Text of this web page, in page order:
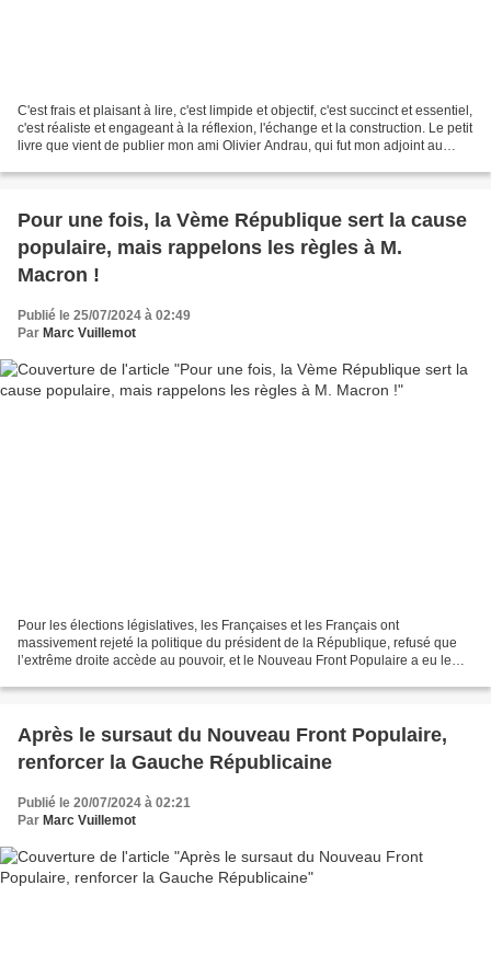
C'est frais et plaisant à lire, c'est limpide et objectif, c'est succinct et essentiel,
c'est réaliste et engageant à la réflexion, l'échange et la construction. Le petit
livre que vient de publier mon ami Olivier Andrau, qui fut mon adjoint au
Pour une fois, la Vème République sert la cause
populaire, mais rappelons les règles à M.
Macron !
Publié le 25/07/2024 à 02:49
Par Marc Vuillemot
Pour les élections législatives, les Françaises et les Français ont
massivement rejeté la politique du président de la République, refusé que
l’extrême droite accède au pouvoir, et le Nouveau Front Populaire a eu le
Après le sursaut du Nouveau Front Populaire,
renforcer la Gauche Républicaine
Publié le 20/07/2024 à 02:21
Par Marc Vuillemot